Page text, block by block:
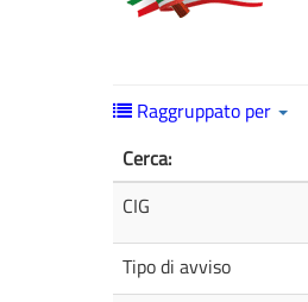
Raggruppato per
Cerca:
CIG
Tipo di avviso